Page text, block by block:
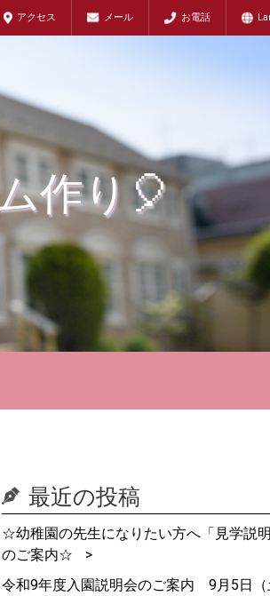
アクセス メール お電話
作り🎈
最近の投稿
☆幼稚園の先生になりたい方へ「見学説
のご案内☆
令和9年度入園説明会のご案内 9月5日（